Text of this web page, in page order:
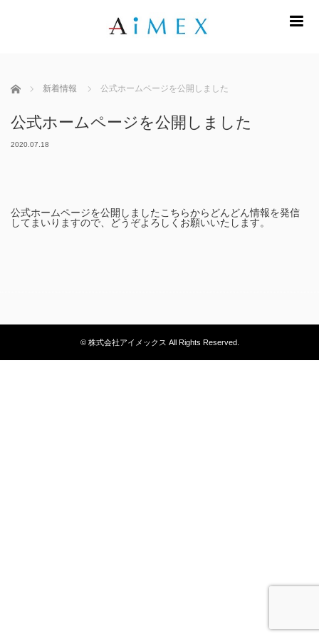
ホーム 新着情報 公式ホームページを公開しました
公式ホームページを公開しました
2020.07.18
公式ホームページを公開しましたこちらからどんどん情報を発信
してまいりますので、どうぞよろしくお願いいたします。
© 株式会社アイメックス All Rights Reserved.